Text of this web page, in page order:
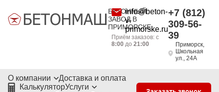
БЕТОННЫЙ
ЗАВОД В
ПРИМОРСКЕ
info@beton-
v-
primorske.ru
Приём заказов: с
8:00 до21:00
+7 (812)
309-56-
39
Приморск,
Школьная
ул., 24А
О компании
Доставка и оплата
КалькуляторУслуги